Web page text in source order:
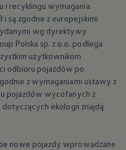
i recyklingu wymagania
są zgodne z europejskimi
wg dyrektywy
Polska sp. z o.o. podlega
użytkownikom
odbioru pojazdów po
z wymaganiami ustawy z
pojazdów wycofanych z
ekologii znajdą
nowe pojazdy wprowadzane